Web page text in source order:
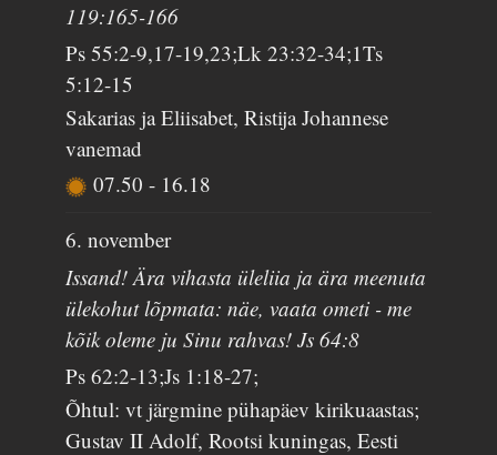
119:165-166
Ps 55:2-9,17-19,23;Lk 23:32-34;1Ts
5:12-15
Sakarias ja Eliisabet, Ristija Johannese
vanemad
07.50- 16.18
6. november
Issand! Ära vihasta üleliia ja ära meenuta
ülekohut lõpmata: näe, vaata ometi - me
kõik oleme ju Sinu rahvas! Js 64:8
Ps 62:2-13;Js 1:18-27;
Õhtul: vt järgmine pühapäev kirikuaastas;
Gustav II Adolf, Rootsi kuningas, Eesti